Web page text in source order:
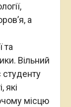
а
та
Вільний
студенту
які
місцю